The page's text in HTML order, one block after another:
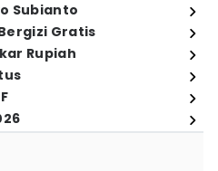
Subianto
Gratis
Rupiah